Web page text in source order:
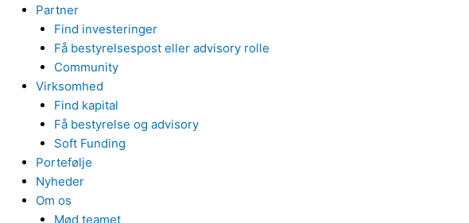
Partner
Find investeringer
Få bestyrelsespost eller advisory rolle
Community
Virksomhed
Find kapital
Få bestyrelse og advisory
Soft Funding
Portefølje
Nyheder
Om os
Mød teamet